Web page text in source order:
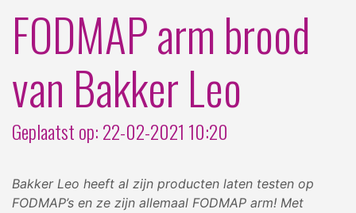
FODMAP arm brood
van Bakker Leo
Geplaatst op: 22-02-2021 10:20
Bakker Leo heeft al zijn producten laten testen op
FODMAP’s en ze zijn allemaal FODMAP arm! Met